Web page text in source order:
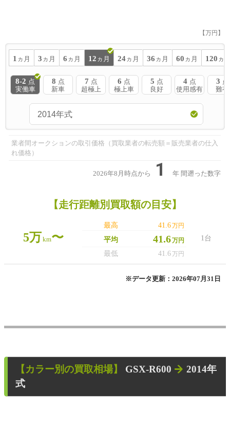
【万円】
1 ヵ月 3 ヵ月 6 ヵ月 12 ヵ月 24 ヵ月 36 ヵ月 60 ヵ月 120 ヵ
8-2 点
実働車
8 点
新車
7 点
超極上
6 点
極上車
5 点
良好
4 点
使用感有
3 点
難有
業者間オークションの取引価格（買取業者の転売額＝販売業者の仕入
れ価格）
2026年8月時点から 1 年 間遡った数字
【走行距離別買取額の目安】
5万km〜
最高 41.6万円
1台
平均 41.6万円
最低 41.6万円
※データ更新：2026年07月31日
【カラー別の買取相場】 GSX-R600
2014年
式